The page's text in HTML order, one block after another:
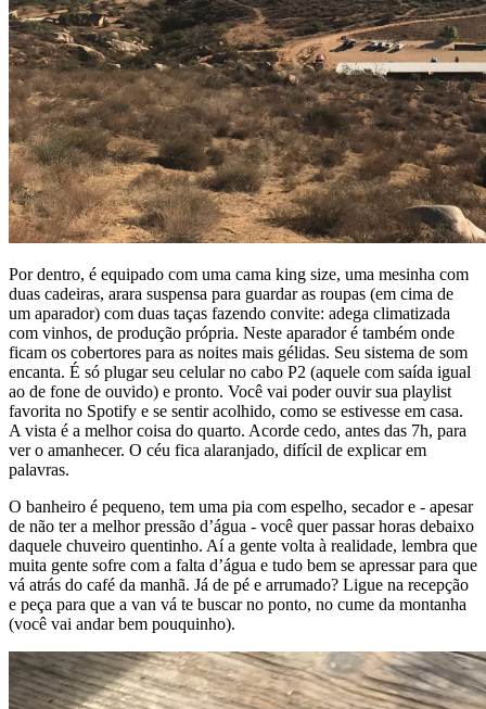
Por dentro, é equipado com uma cama king size, uma mesinha com
duas cadeiras, arara suspensa para guardar as roupas (em cima de
um aparador) com duas taças fazendo convite: adega climatizada
com vinhos, de produção própria. Neste aparador é também onde
ficam os cobertores para as noites mais gélidas. Seu sistema de som
encanta. É só plugar seu celular no cabo P2 (aquele com saída igual
ao de fone de ouvido) e pronto. Você vai poder ouvir sua playlist
favorita no Spotify e se sentir acolhido, como se estivesse em casa.
A vista é a melhor coisa do quarto. Acorde cedo, antes das 7h, para
ver o amanhecer. O céu fica alaranjado, difícil de explicar em
palavras.
O banheiro é pequeno, tem uma pia com espelho, secador e - apesar
de não ter a melhor pressão d’água - você quer passar horas debaixo
daquele chuveiro quentinho. Aí a gente volta à realidade, lembra que
muita gente sofre com a falta d’água e tudo bem se apressar para que
vá atrás do café da manhã. Já de pé e arrumado? Ligue na recepção
e peça para que a van vá te buscar no ponto, no cume da montanha
(você vai andar bem pouquinho).